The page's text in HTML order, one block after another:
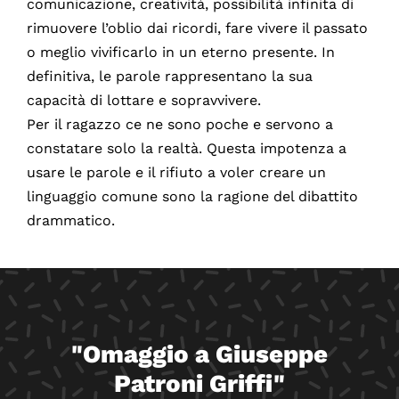
comunicazione, creatività, possibilità infinita di
rimuovere l’oblio dai ricordi, fare vivere il passato
o meglio vivificarlo in un eterno presente. In
definitiva, le parole rappresentano la sua
capacità di lottare e sopravvivere.
Per il ragazzo ce ne sono poche e servono a
constatare solo la realtà. Questa impotenza a
usare le parole e il rifiuto a voler creare un
linguaggio comune sono la ragione del dibattito
drammatico.
"Omaggio a Giuseppe
Patroni Griffi"